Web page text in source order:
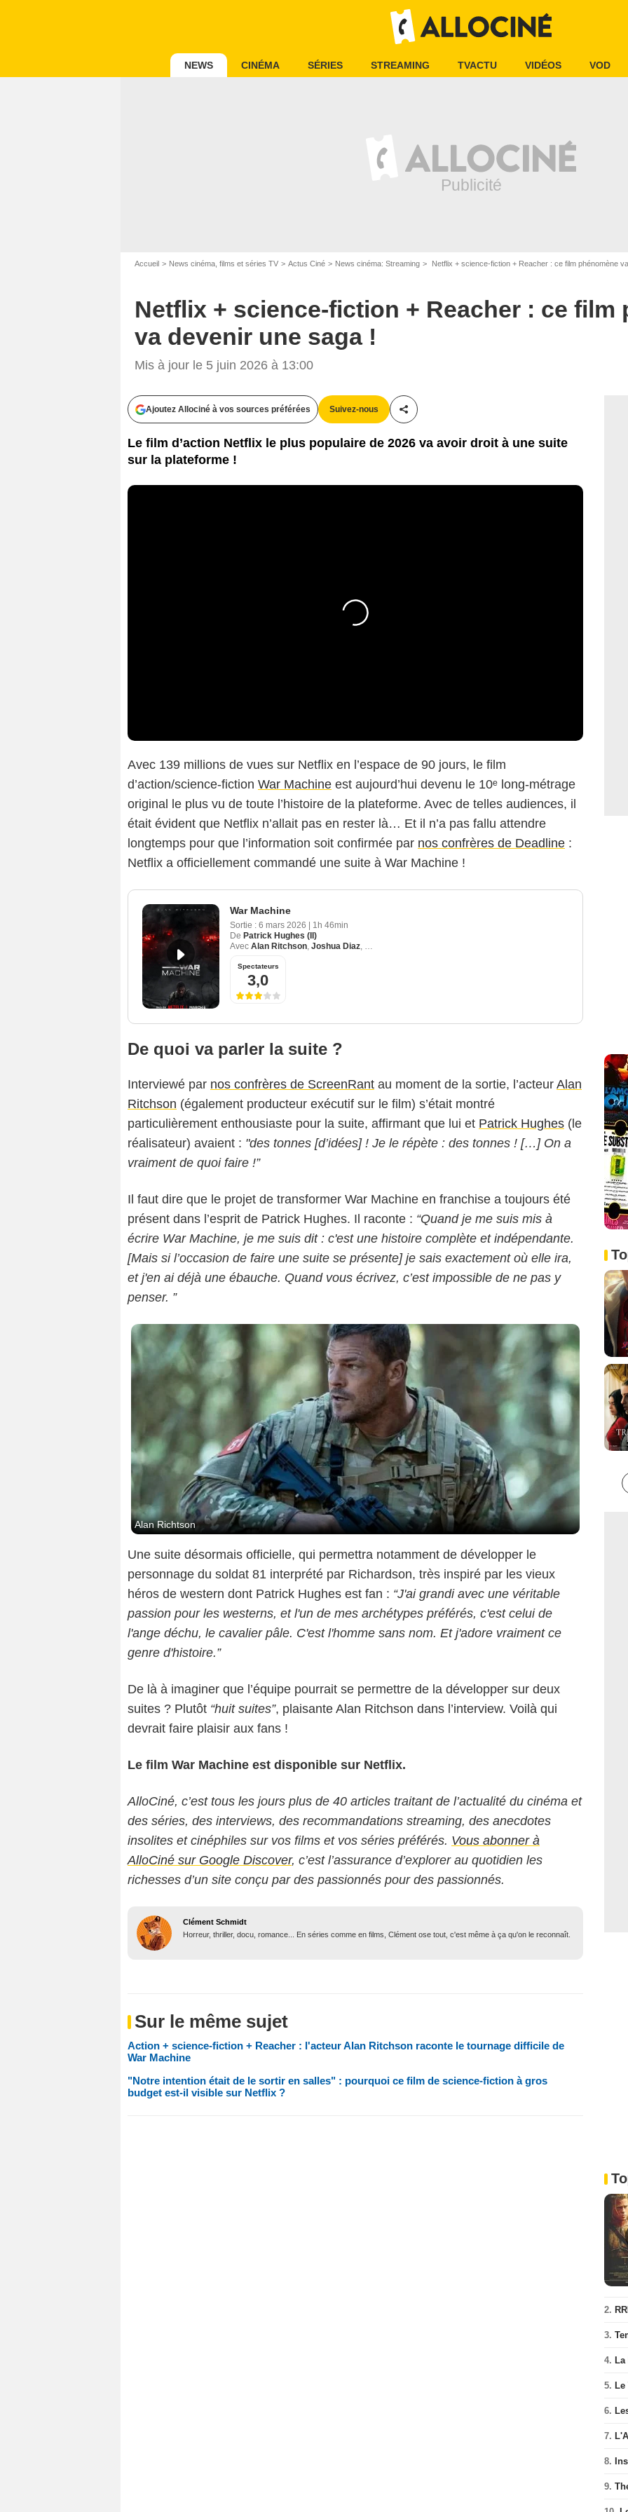
NEWS CINÉMA SÉRIES STREAMING TVACTU VIDÉOS VOD
Accueil News cinéma, films et séries TV Actus Ciné News cinéma: Streaming Netflix + science-fiction + Reacher : ce film phénomène
Netflix + science-fiction + Reacher : ce film
va devenir une saga !
Mis à jour le 5 juin 2026 à 13:00
Ajoutez Allociné à vos sources préférées Suivez-nous
Partager cet article
Le film d’action Netflix le plus populaire de 2026 va avoir droit à une suite
sur la plateforme !
Avec 139 millions de vues sur Netflix en l’espace de 90 jours, le film
d’action/science-fiction War Machine est aujourd’hui devenu le 10ᵉ long-métrage
original le plus vu de toute l’histoire de la plateforme. Avec de telles audiences, il
était évident que Netflix n’allait pas en rester là… Et il n’a pas fallu attendre
longtemps pour que l’information soit confirmée par nos confrères de Deadline :
Netflix a officiellement commandé une suite à War Machine !
War Machine
Sortie : 6 mars 2026
1h 46min
De Patrick Hughes (II)
Avec Alan Ritchson, Joshua Diaz, Richard Cotta
Spectateurs
3,0
De quoi va parler la suite ?
Interviewé par nos confrères de ScreenRant au moment de la sortie, l’acteur Alan
Ritchson (également producteur exécutif sur le film) s’était montré
particulièrement enthousiaste pour la suite, affirmant que lui et Patrick Hughes (le
réalisateur) avaient : "des tonnes [d’idées] ! Je le répète : des tonnes ! […] On a
vraiment de quoi faire !”
Il faut dire que le projet de transformer War Machine en franchise a toujours été
présent dans l’esprit de Patrick Hughes. Il raconte : “Quand je me suis mis à
écrire War Machine, je me suis dit : c'est une histoire complète et indépendante.
[Mais si l’occasion de faire une suite se présente] je sais exactement où elle ira,
et j'en ai déjà une ébauche. Quand vous écrivez, c’est impossible de ne pas y
penser. ”
Netflix
Alan Richtson
Une suite désormais officielle, qui permettra notamment de développer le
personnage du soldat 81 interprété par Richardson, très inspiré par les vieux
héros de western dont Patrick Hughes est fan : “J'ai grandi avec une véritable
passion pour les westerns, et l'un de mes archétypes préférés, c'est celui de
l'ange déchu, le cavalier pâle. C'est l'homme sans nom. Et j'adore vraiment ce
genre d'histoire.”
De là à imaginer que l’équipe pourrait se permettre de la développer sur deux
suites ? Plutôt “huit suites”, plaisante Alan Ritchson dans l’interview. Voilà qui
devrait faire plaisir aux fans !
Le film War Machine est disponible sur Netflix.
AlloCiné, c’est tous les jours plus de 40 articles traitant de l’actualité du cinéma et
des séries, des interviews, des recommandations streaming, des anecdotes
insolites et cinéphiles sur vos films et vos séries préférés. Vous abonner à
AlloCiné sur Google Discover, c’est l’assurance d’explorer au quotidien les
richesses d’un site conçu par des passionnés pour des passionnés.
Clément Schmidt
Horreur, thriller, docu, romance... En séries comme en films, Clément ose tout, c'est même à ça qu'on le reconnaît.
Sur le même sujet
Action + science-fiction + Reacher : l'acteur Alan Ritchson raconte le tournage difficile de
War Machine
"Notre intention était de le sortir en salles" : pourquoi ce film de science-fiction à gros
budget est-il visible sur Netflix ?
2.
3.
4.
5.
6.
7.
8.
9.